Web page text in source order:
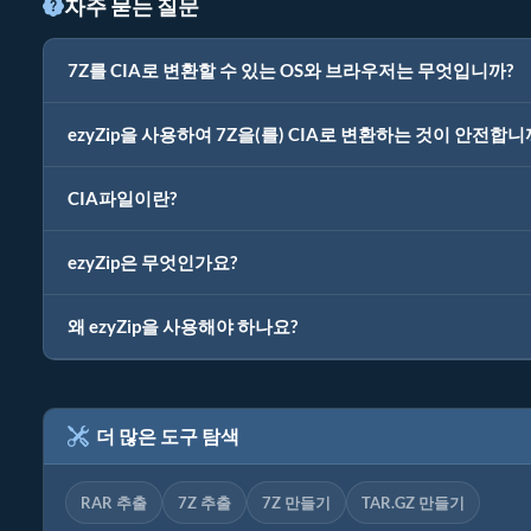
자주 묻는 질문
7Z를 CIA로 변환할 수 있는 OS와 브라우저는 무엇입니까?
ezyZip을 사용하여 7Z을(를) CIA로 변환하는 것이 안전합니
CIA파일이란?
ezyZip은 무엇인가요?
왜 ezyZip을 사용해야 하나요?
더 많은 도구 탐색
RAR 추출 7Z 추출 7Z 만들기 TAR.GZ 만들기